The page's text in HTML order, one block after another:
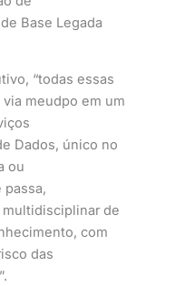
Base Legada
“todas essas
meudpo em um
Dados, único no
ou
de
com
das